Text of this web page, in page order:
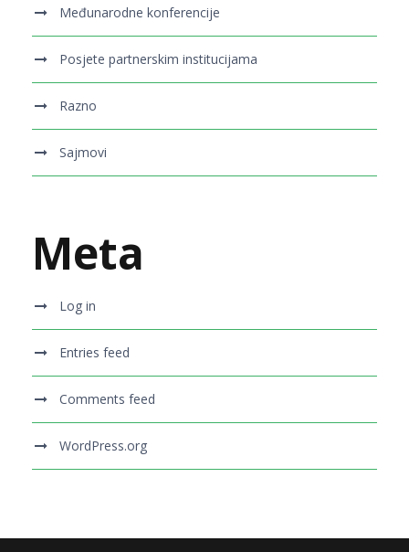
Međunarodne konferencije
Posjete partnerskim institucijama
Razno
Sajmovi
Meta
Log in
Entries feed
Comments feed
WordPress.org